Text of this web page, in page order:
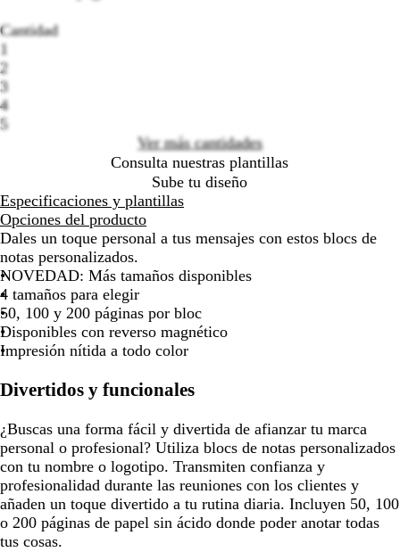
la
Cantidad
1
2
3
4
5
Ver más cantidades
Consulta nuestras plantillas
Sube tu diseño
Especificaciones y plantillas
Opciones del producto
Dales un toque personal a tus mensajes con estos blocs de
notas personalizados.
NOVEDAD: Más tamaños disponibles
4 tamaños para elegir
50, 100 y 200 páginas por bloc
Disponibles con reverso magnético
Impresión nítida a todo color
Divertidos y funcionales
¿Buscas una forma fácil y divertida de afianzar tu marca
personal o profesional? Utiliza blocs de notas personalizados
con tu nombre o logotipo. Transmiten confianza y
profesionalidad durante las reuniones con los clientes y
añaden un toque divertido a tu rutina diaria. Incluyen 50, 100
o 200 páginas de papel sin ácido donde poder anotar todas
tus cosas.